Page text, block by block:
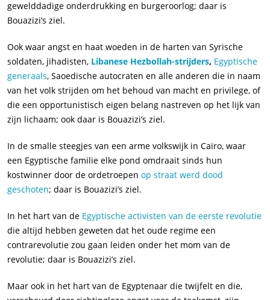
gewelddadige onderdrukking en burgeroorlog; daar is
Bouazizi’s ziel.
Ook waar angst en haat woeden in de harten van Syrische
soldaten, jihadisten, Libanese Hezbollah-strijders, Egyptische
generaals, Saoedische autocraten en alle anderen die in naam
van het volk strijden om het behoud van macht en privilege, of
die een opportunistisch eigen belang nastreven op het lijk van
zijn lichaam; ook daar is Bouazizi’s ziel.
In de smalle steegjes van een arme volkswijk in Caïro, waar
een Egyptische familie elke pond omdraait sinds hun
kostwinner door de ordetroepen op straat werd dood
geschoten; daar is Bouazizi’s ziel.
In het hart van de Egyptische activisten van de eerste revolutie
die altijd hebben geweten dat het oude regime een
contrarevolutie zou gaan leiden onder het mom van de
revolutie; daar is Bouazizi’s ziel.
Maar ook in het hart van de Egyptenaar die twijfelt en die,